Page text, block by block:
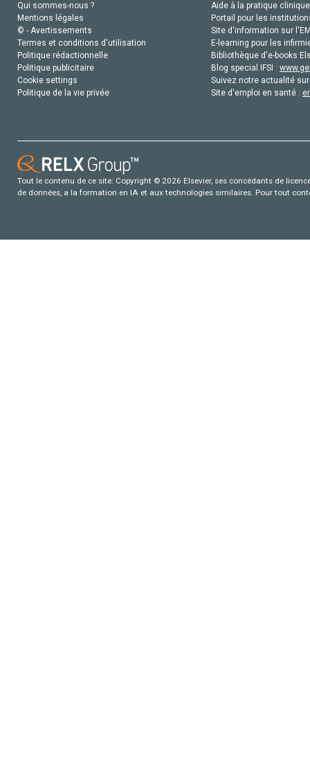
Qui sommes-nous ?
Mentions légales
© - Avertissements
Termes et conditions d'utilisation
Politique rédactionnelle
Politique publicitaire
Cookie settings
Politique de la vie privée
Aide à la pratique
Portail pour les
Site d'information sur
E-learning pour les
Bibliothèque d'e-books
Blog special IFSI :
Suivez notre actualité
Site d'emploi en santé :
Tout le contenu de ce site: Copyright © 2026 Elsevier, ses concédants de
de données, a la formation en IA et aux technologies similaires. Pour tout